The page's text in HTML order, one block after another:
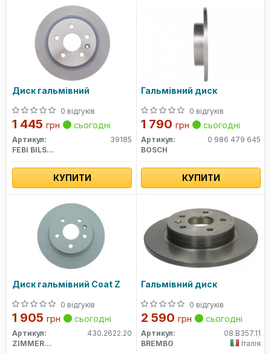
Сайт: ferodo.com.ua
Диск гальмівний
0 відгуків
1 445 грн сьогодні
Артикул:
39185
FEBI BILSTEIN
КУПИТИ
Гальмівний диск
0 відгуків
1 790 грн сьогодні
Артикул:
0 986 479 645
BOSCH
КУПИТИ
Диск гальмівний Coat Z
0 відгуків
1 905 грн сьогодні
Артикул:
430.2622.20
ZIMMERMANN
Гальмівний диск
0 відгуків
2 590 грн сьогодні
Артикул:
08.B357.11
BREMBO
Італія